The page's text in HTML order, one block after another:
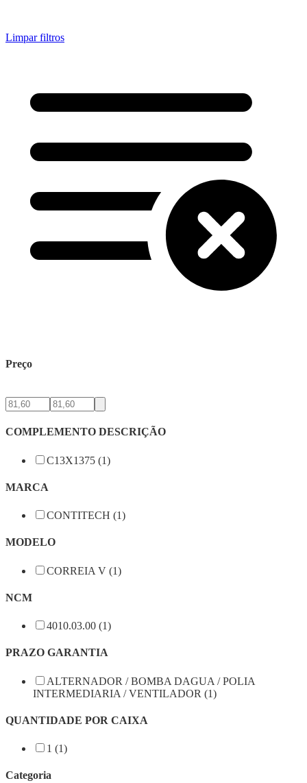
Limpar filtros
Preço
COMPLEMENTO DESCRIÇÃO
C13X1375 (1)
MARCA
CONTITECH (1)
MODELO
CORREIA V (1)
NCM
4010.03.00 (1)
PRAZO GARANTIA
ALTERNADOR / BOMBA DAGUA / POLIA
INTERMEDIARIA / VENTILADOR (1)
QUANTIDADE POR CAIXA
1 (1)
Categoria